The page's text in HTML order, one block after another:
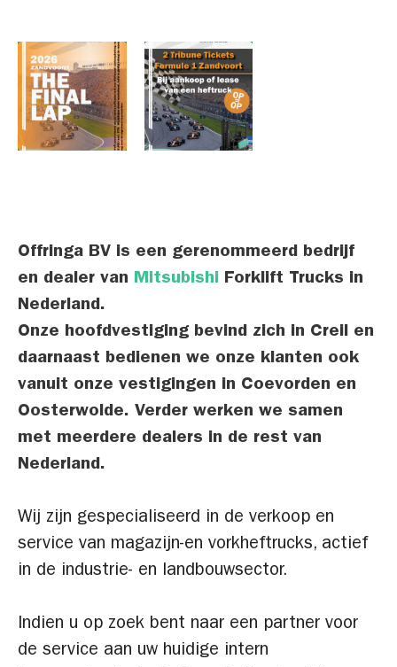
Offringa BV is een gerenommeerd bedrijf
en dealer van Mitsubishi Forklift Trucks in
Nederland.
Onze hoofdvestiging bevind zich in Creil en
daarnaast bedienen we onze klanten ook
vanuit onze vestigingen in Coevorden en
Oosterwolde. Verder werken we samen
met meerdere dealers in de rest van
Nederland.
Wij zijn gespecialiseerd in de verkoop en
service van magazijn-en vorkheftrucks, actief
in de industrie- en landbouwsector.
Indien u op zoek bent naar een partner voor
de service aan uw huidige intern